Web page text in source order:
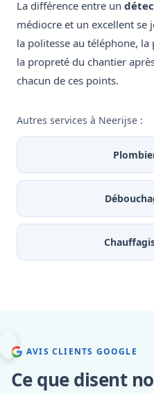
La différence entre un
médiocre et un excellent se
la politesse au téléphone,
la propreté du chantier
chacun de ces points.
Autres services à Neerijse :
AVIS CLIENTS GOOGLE
Ce que disent